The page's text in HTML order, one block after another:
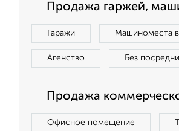
Продажа гаржей,
Гаражи Машиноместа в
Агенство Без
Продажа
Офисное помещение